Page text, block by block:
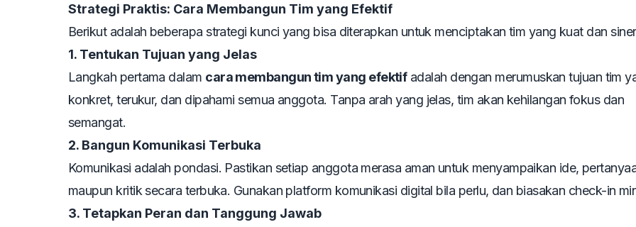
Strategi Praktis: Cara Membangun Tim yang Efektif
Berikut adalah beberapa strategi kunci yang bisa diterapkan untuk menciptakan tim yang kuat dan
1. Tentukan Tujuan yang Jelas
Langkah pertama dalam cara membangun tim yang efektifadalah dengan merumuskan tujuan tim
konkret, terukur, dan dipahami semua anggota. Tanpa arah yang jelas, tim akan kehilangan fokus dan
semangat.
2. Bangun Komunikasi Terbuka
Komunikasi adalah pondasi. Pastikan setiap anggota merasa aman untuk menyampaikan ide,
maupun kritik secara terbuka. Gunakan platform komunikasi digital bila perlu, dan biasakan check-in
3. Tetapkan Peran dan Tanggung Jawab